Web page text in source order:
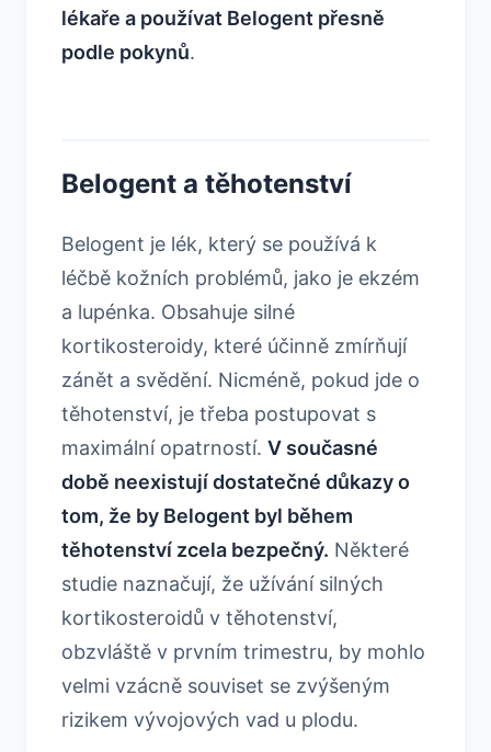
lékaře a používat Belogent přesně
podle pokynů.
Belogent a těhotenství
Belogent je lék, který se používá k
léčbě kožních problémů, jako je ekzém
a lupénka. Obsahuje silné
kortikosteroidy, které účinně zmírňují
zánět a svědění. Nicméně, pokud jde o
těhotenství, je třeba postupovat s
maximální opatrností. V současné
době neexistují dostatečné důkazy o
tom, že by Belogent byl během
těhotenství zcela bezpečný. Některé
studie naznačují, že užívání silných
kortikosteroidů v těhotenství,
obzvláště v prvním trimestru, by mohlo
velmi vzácně souviset se zvýšeným
rizikem vývojových vad u plodu.